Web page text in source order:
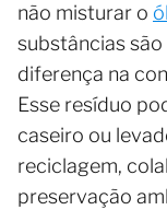
não misturar o
substâncias
diferença na
Esse resíduo
caseiro ou
reciclagem,
preservação